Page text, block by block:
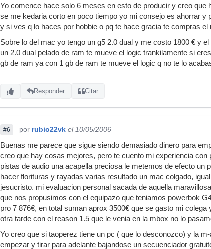
programa. para mi desde luego la solución no es mac por
Un saludo.
Yo comence hace solo 6 meses en esto de producir y creo
se me kedaria corto en poco tiempo yo mi consejo es ahorrar y
y si ves q lo haces por hobbie o pq te hace gracia te compras el
Sobre lo del mac yo tengo un g5 2.0 dual y me costo 1800 € y
un 2.0 dual pelado de ram te mueve el logic trankilamente si
gb de ram ya con 1 gb de ram te mueve el logic q no te lo
Responder Citar
#6 por rubio22vk el 10/05/2006
Buenas me parece que sigue siendo demasiado dinero para
creo que hay cosas mejores, pero te cuento mi experiencia
pistas de audio una acapella preciosa le metemos de efecto
hacer florituras y rayadas varias resultado un mac colgado,
jesucristo. mi evaluacion personal sacada de aquella
que nos propusimos con el equipazo que teniamos powerbok
pro 7 876€, en total suman aprox 3500€ que se gasto mi
otra tarde con el reason 1.5 que le venia en la mbox no lo
Yo creo que si taoperez tiene un pc ( que lo desconozco) y la
empezar y tirar para adelante bajandose un secuenciador